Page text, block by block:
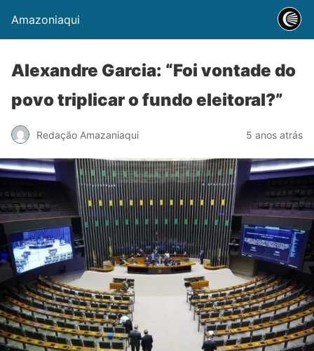
Amazoniaqui
Alexandre Garcia: “Foi vontade do
povo triplicar o fundo eleitoral?”
Redação Amazaniaqui 5 anos atrás